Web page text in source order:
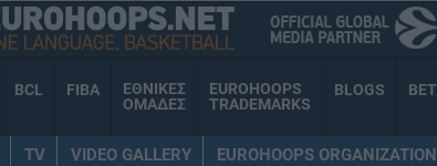
BCL FIBA
ΕΘΝΙΚΕΣ
ΟΜΑΔΕΣ
EUROHOOPS
TRADEMARKS
BLOGS BET
TV VIDEO GALLERY EUROHOOPS ORGANIZATION